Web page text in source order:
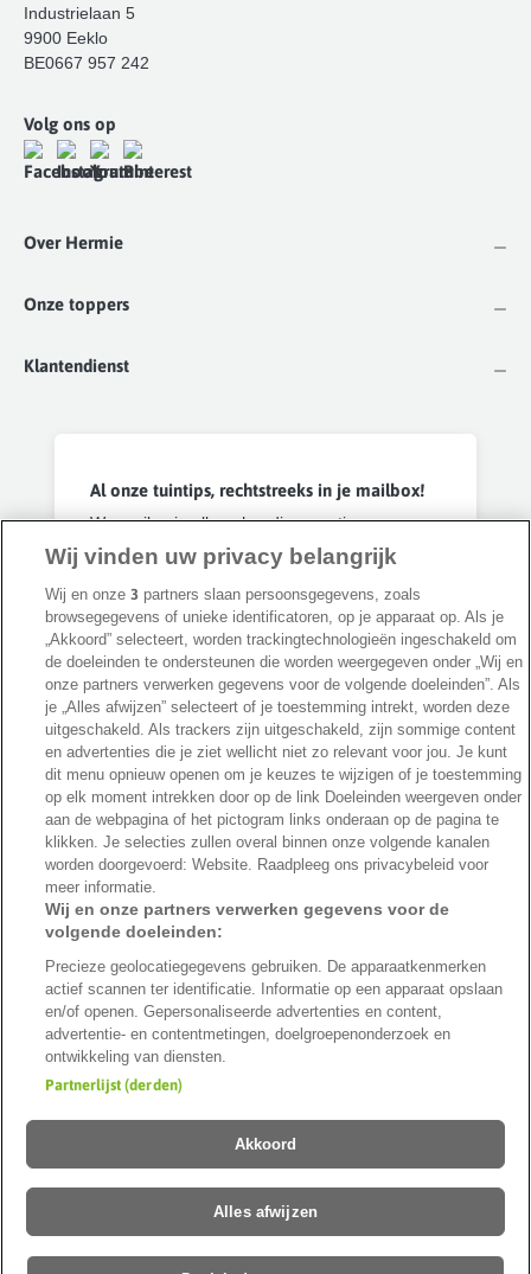
Industrielaan 5
9900 Eeklo
BE0667 957 242
Volg ons op
Over Hermie
Onze toppers
Klantendienst
Al onze tuintips, rechtstreeks in je mailbox!
We mailen je alleen handige weetjes, groene
adviezen en onze beste promoties &
kortingen. Je ontvangt 'm ongeveer 1x per
week en je kan op elk moment uitschrijven.
Geen spam, beloofd 🤞
Inschrijven
Privacybeleid
©2026 Hermie
Nederlands (België)
Veilig betalen met
Veilig verzenden met
Wij vinden uw privacy belangrijk
Wij en onze3 partners slaan persoonsgegevens, zoals
browsegegevens of unieke identificatoren, op je apparaat op. Als je
„Akkoord” selecteert, worden trackingtechnologieën ingeschakeld om
de doeleinden te ondersteunen die worden weergegeven onder „Wij en
onze partners verwerken gegevens voor de volgende doeleinden”. Als
je „Alles afwijzen” selecteert of je toestemming intrekt, worden deze
uitgeschakeld. Als trackers zijn uitgeschakeld, zijn sommige content
en advertenties die je ziet wellicht niet zo relevant voor jou. Je kunt
dit menu opnieuw openen om je keuzes te wijzigen of je toestemming
op elk moment intrekken door op de link Doeleinden weergeven onder
aan de webpagina of het pictogram links onderaan op de pagina te
klikken. Je selecties zullen overal binnen onze volgende kanalen
worden doorgevoerd: Website. Raadpleeg ons privacybeleid voor
meer informatie.
Wij en onze partners verwerken gegevens voor de
volgende doeleinden:
Precieze geolocatiegegevens gebruiken. De apparaatkenmerken
actief scannen ter identificatie. Informatie op een apparaat opslaan
en/of openen. Gepersonaliseerde advertenties en content,
advertentie- en contentmetingen, doelgroepenonderzoek en
ontwikkeling van diensten.
Partnerlijst (derden)
Akkoord
Alles afwijzen